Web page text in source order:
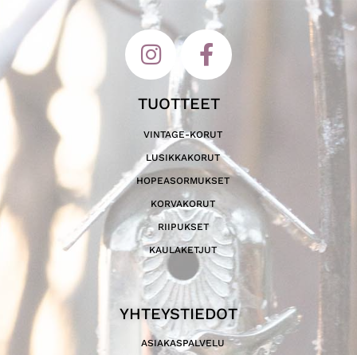
TUOTTEET
VINTAGE-KORUT
LUSIKKAKORUT
HOPEASORMUKSET
KORVAKORUT
RIIPUKSET
KAULAKETJUT
YHTEYSTIEDOT
ASIAKASPALVELU